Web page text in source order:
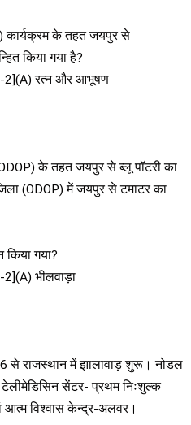
कार्यक्रम के तहत जयपुर से
किया गया है?
2](A) रत्न और आभूषण
के तहत जयपुर से ब्लू पॉटरी का
(ODOP) में जयपुर से टमाटर का
किया गया?
भीलवाड़ा
से राजस्थान में झालावाड़ शुरू। नोडल
सेंटर- प्रथम निःशुल्क
आत्म विश्वास केन्द्र-अलवर।